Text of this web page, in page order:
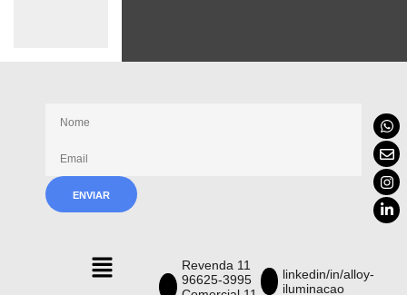
Revenda 11
96625-3995
linkedin/in/alloy-
iluminacao